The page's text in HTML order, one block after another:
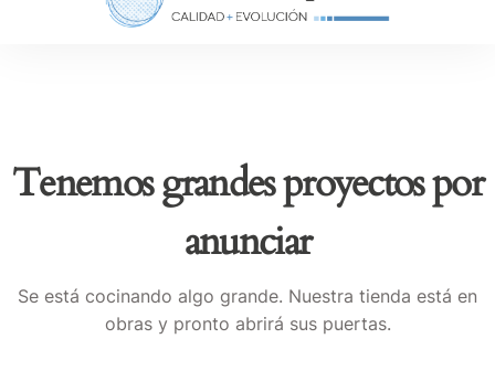
Tenemos grandes proyectos por
anunciar
Se está cocinando algo grande. Nuestra tienda está en
obras y pronto abrirá sus puertas.